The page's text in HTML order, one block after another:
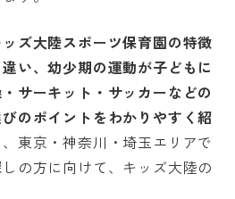
ズ大陸スポーツ保育園の特徴
い、幼少期の運動が子どもに
サーキット・サッカーなどの
のポイントをわかりやすく紹
東京・神奈川・埼玉エリアで
の方に向けて、キッズ大陸の